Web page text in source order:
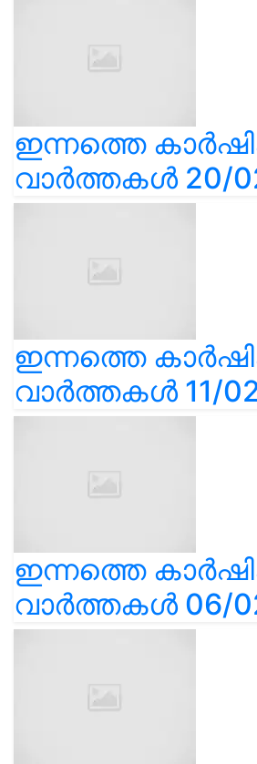
ഇന്നത്തെ
വാർത്തകൾ 20/
ഇന്നത്തെ
വാർത്തകൾ 11/
ഇന്നത്തെ
വാർത്തകൾ 06/